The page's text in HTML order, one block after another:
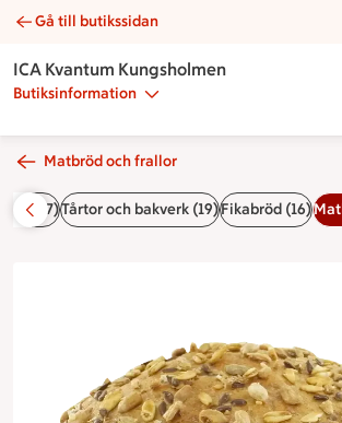
Sportfralla | Catering ICA Kvantum
Gå till butikssidan
ICA Kvantum Kungsholmen
Butiksinformation
Matbröd och frallor
(7)Tårtor och bakverk (19)Fikabröd (16)